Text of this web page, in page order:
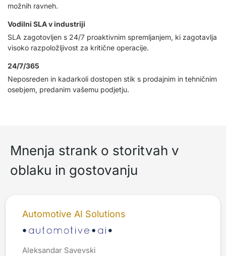
možnih ravneh.
Vodilni SLA v industriji
SLA zagotovljen s 24/7 proaktivnim spremljanjem, ki zagotavlja
visoko razpoložljivost za kritične operacije.
24/7/365
Neposreden in kadarkoli dostopen stik s prodajnim in tehničnim
osebjem, predanim vašemu podjetju.
Mnenja strank o storitvah v
oblaku in gostovanju
Automotive AI Solutions
Aleksandar Savevski